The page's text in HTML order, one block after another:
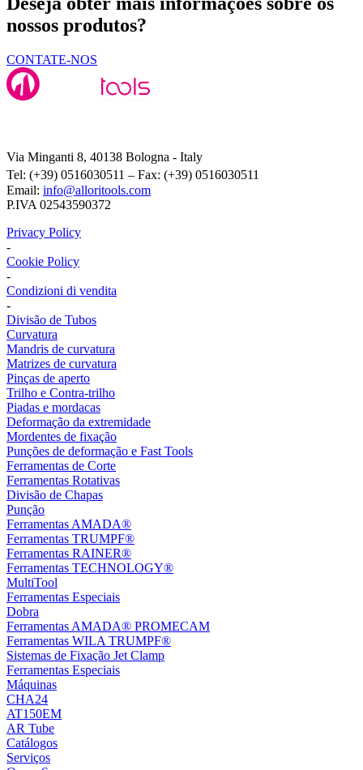
nossos produtos?
CONTATE-NOS
Via Minganti 8, 40138 Bologna - Italy
Tel: (+39) 0516030511 – Fax: (+39) 0516030511
Email: info@alloritools.com
P.IVA 02543590372
Privacy Policy
-
Cookie Policy
-
Condizioni di vendita
-
Divisão de Tubos
Curvatura
Mandris de curvatura
Matrizes de curvatura
Pinças de aperto
Trilho e Contra-trilho
Piadas e mordacas
Deformação da extremidade
Mordentes de fixação
Punções de deformação e Fast Tools
Ferramentas de Corte
Ferramentas Rotativas
Divisão de Chapas
Punção
Ferramentas AMADA®
Ferramentas TRUMPF®
Ferramentas RAINER®
Ferramentas TECHNOLOGY®
MultiTool
Ferramentas Especiais
Dobra
Ferramentas AMADA® PROMECAM
Ferramentas WILA TRUMPF®
Sistemas de Fixação Jet Clamp
Ferramentas Especiais
Máquinas
CHA24
AT150EM
AR Tube
Catálogos
Serviços